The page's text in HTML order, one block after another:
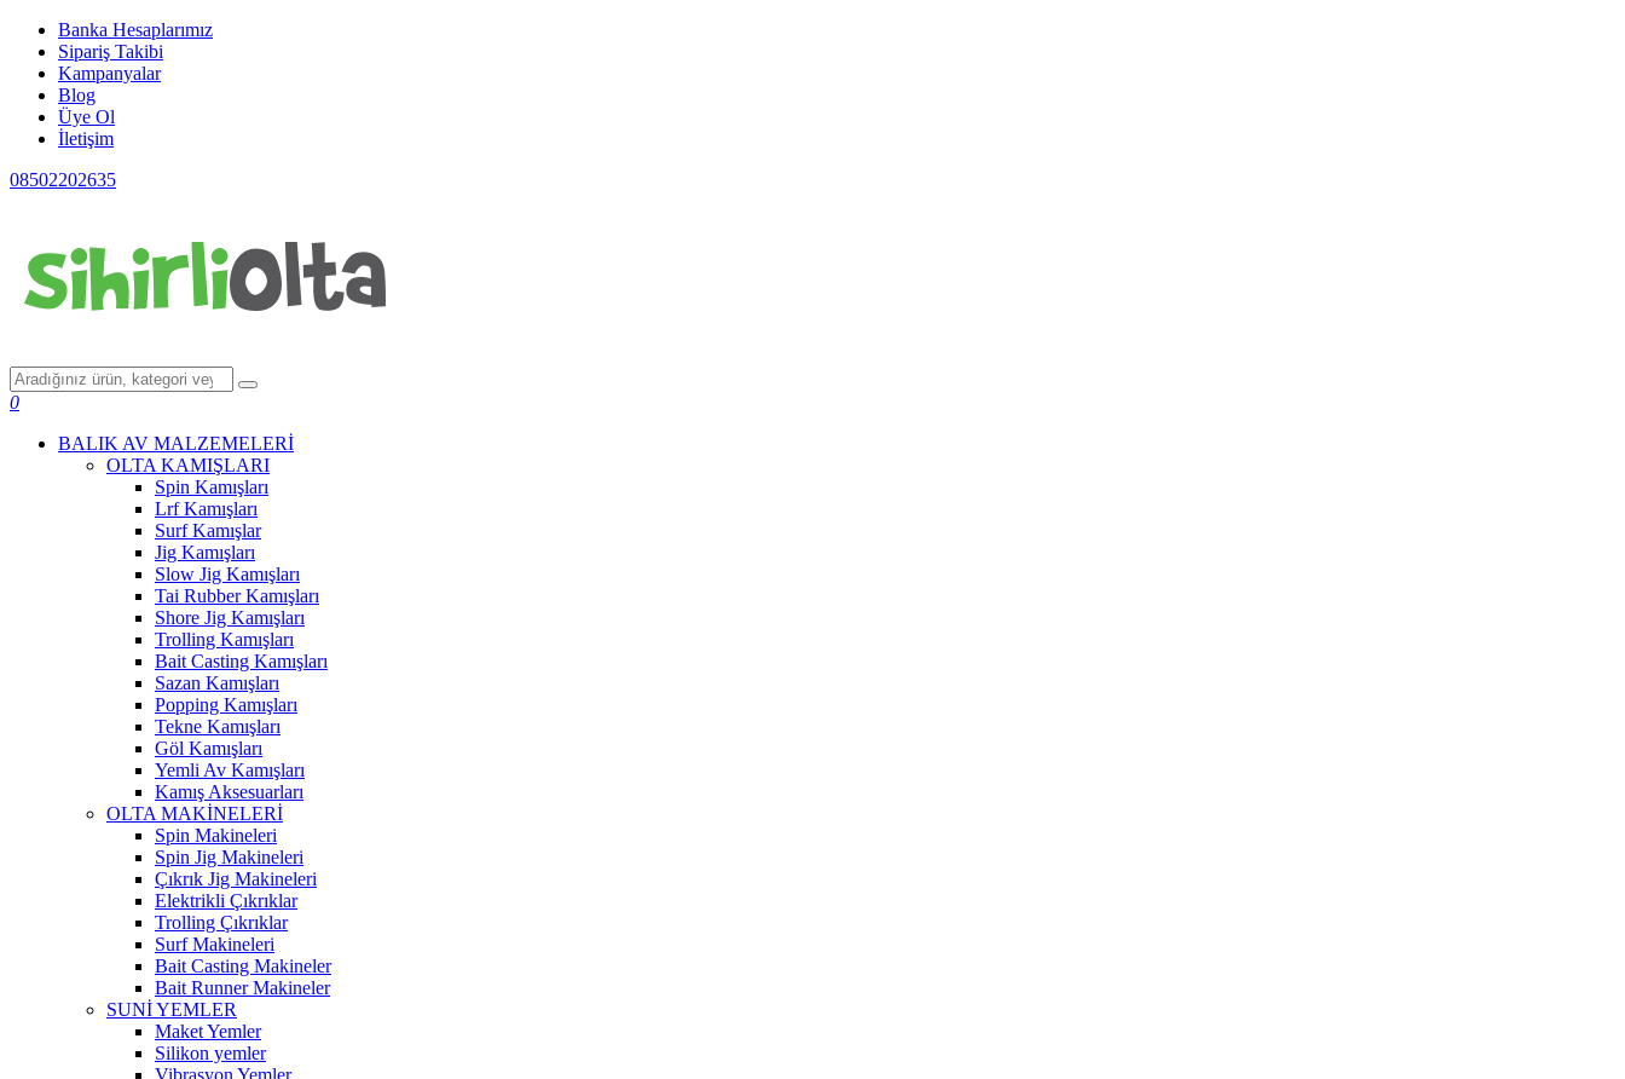
Banka Hesaplarımız
Sipariş Takibi
Kampanyalar
Blog
Üye Ol
İletişim
08502202635
0
BALIK AV MALZEMELERİ
OLTA KAMIŞLARI
Spin Kamışları
Lrf Kamışları
Surf Kamışlar
Jig Kamışları
Slow Jig Kamışları
Tai Rubber Kamışları
Shore Jig Kamışları
Trolling Kamışları
Bait Casting Kamışları
Sazan Kamışları
Popping Kamışları
Tekne Kamışları
Göl Kamışları
Yemli Av Kamışları
Kamış Aksesuarları
OLTA MAKİNELERİ
Spin Makineleri
Spin Jig Makineleri
Çıkrık Jig Makineleri
Elektrikli Çıkrıklar
Trolling Çıkrıklar
Surf Makineleri
Bait Casting Makineler
Bait Runner Makineler
SUNİ YEMLER
Maket Yemler
Silikon yemler
Vibrasyon Yemler